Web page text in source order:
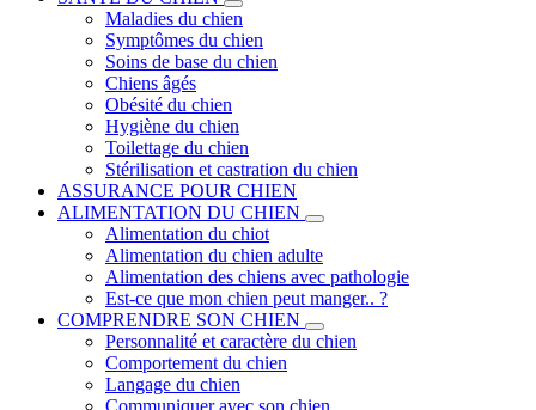
Maladies du chien
Symptômes du chien
Soins de base du chien
Chiens âgés
Obésité du chien
Hygiène du chien
Toilettage du chien
Stérilisation et castration du chien
ASSURANCE POUR CHIEN
ALIMENTATION DU CHIEN
Alimentation du chiot
Alimentation du chien adulte
Alimentation des chiens avec pathologie
Est-ce que mon chien peut manger.. ?
COMPRENDRE SON CHIEN
Personnalité et caractère du chien
Comportement du chien
Langage du chien
Communiquer avec son chien